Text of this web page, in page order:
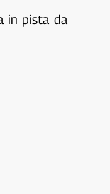
in pista da